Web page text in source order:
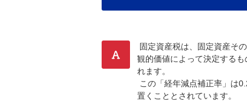
固定資産税は、固定資産そ
観的価値によって決定する
れます。
この「経年減点補正率」は
置くこととされています。